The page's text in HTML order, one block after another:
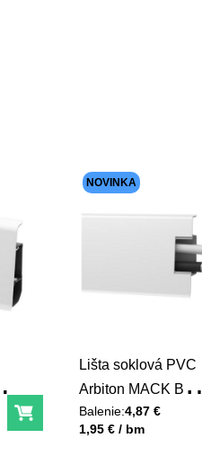
Do košíka
Lišta soklová PVC
Arbiton MACK Biela
matná 40
60x20x2500 mm
Balenie:4,87 €
Unit price
1,95 € / bm
NOVINKA